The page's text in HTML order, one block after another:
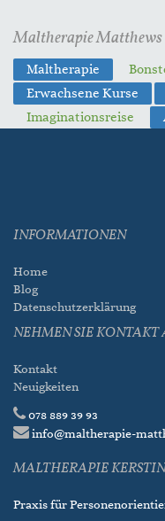
Maltherapie Matthews
Maltherapie
Erwachsene Kurse
Imaginationsreise
INFORMATIONEN
Home
Blog
Datenschutzerklärung
NEHMEN SIE KONTAKT
Kontakt
Neuigkeiten
078 889 39 93
info@maltherapie-
MALTHERAPIE
Praxis für